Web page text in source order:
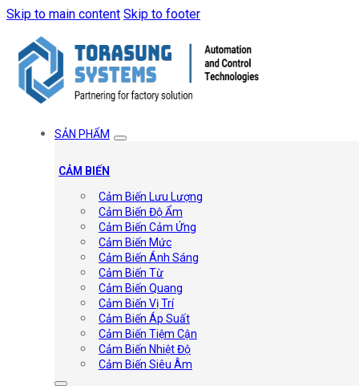
Skip to main content Skip to footer
SẢN PHẨM
CẢM BIẾN
Cảm Biến Lưu Lượng
Cảm Biến Độ Ẩm
Cảm Biến Cảm Ứng
Cảm Biến Mức
Cảm Biến Ánh Sáng
Cảm Biến Từ
Cảm Biến Quang
Cảm Biến Vị Trí
Cảm Biến Áp Suất
Cảm Biến Tiệm Cận
Cảm Biến Nhiệt Độ
Cảm Biến Siêu Âm